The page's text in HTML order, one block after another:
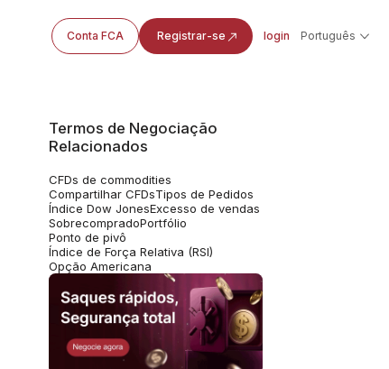
Conta FCA Registrar-se login Português
Termos de Negociação
Relacionados
CFDs de commodities
Compartilhar CFDsTipos de Pedidos
Índice Dow JonesExcesso de vendas
SobrecompradoPortfólio
Ponto de pivô
Índice de Força Relativa (RSI)
Opção Americana